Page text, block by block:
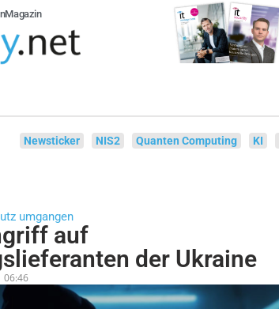
Magazin
Newsticker NIS2 Quanten Computing KI
umgangen
auf
der Ukraine
06:46